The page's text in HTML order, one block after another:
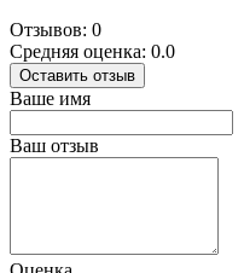
Отзывов: 0
Средняя оценка: 0.0
Оставить отзыв
Ваше имя
Ваш отзыв